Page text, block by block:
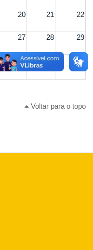
20 21 22
27 28 29
3 4 5
Voltar para o topo